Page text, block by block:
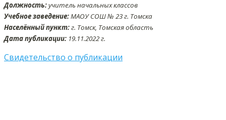
Должность:учитель начальных классов
Учебное заведение:МАОУ СОШ № 23 г. Томска
Населённый пункт:г. Томск, Томская область
Дата публикации: 19.11.2022 г.
Свидетельство о публикации